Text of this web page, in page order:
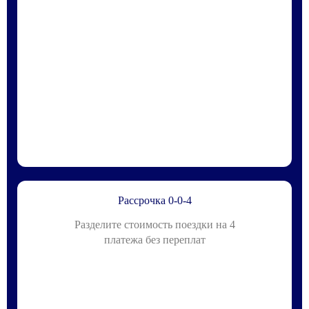
Рассрочка 0-0-4
Разделите стоимость поездки на 4
платежа без переплат